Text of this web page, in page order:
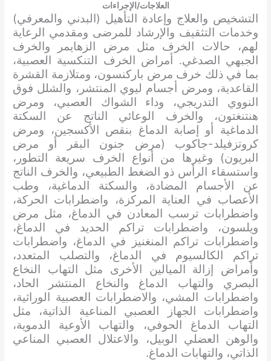
العلاجات/الإجراءات
التشخيص والعلاج وإعادة التأهيل (البدني والمعرفي)
وخدمات التثقيف والإرشاد للمرضى ومقدمي الرعاية
لهم، حالات الخرف مثل مرض الزهايمر والخرف
الجبهي الصدغي. أمراض الخرف التنكسية العصبية،
بما في ذلك خرف مرض باركنسون، ومتلازمة القشرة
القاعدية، ومرض أجسام ليوي المنتشر، والشلل فوق
النووي التدريجي، وداء الشواك العصبي، ومرض
هنتنغتون، والخرف الوعائي الناتج عن السكتة
الدماغية أو إصابة الدماغ بنقص الأكسجين، ومرض
كروتزفيلد-جاكوب (مرض جنون البقر أو مرض
البريون) وغيرها من أنواع الخرف سريعة التطور،
واستسقاء الرأس ذو الضغط الطبيعي، والخرف الناتج
عن الأجسام المضادة، والسكتة الدماغية، وطب
الأعصاب في العناية المركزة، واضطرابات الحركة،
واضطرابات ترسب المعادن في الدماغ، مثل مرض
ويلسون، واضطرابات تراكم الحديد في الدماغ،
واضطرابات تراكم المنغنيز في الدماغ، واضطرابات
تراكم الكالسيوم في الدماغ، والتصلب المتعدد،
وأمراض إزالة الميالين الأخرى مثل التهاب النخاع
البصري والتهاب الدماغ والنخاع المنتشر الحاد،
واضطرابات المشي، والاضطرابات العصبية الوراثية،
واضطرابات الجهاز العصبي المناعية الذاتية، مثل
التهاب الدماغ الحوفي، والتهاب الأوعية الدموية،
والوهن العضلي الوبيل، والاعتلال العصبي المناعي
الذاتي، والتهابات الدماغ.